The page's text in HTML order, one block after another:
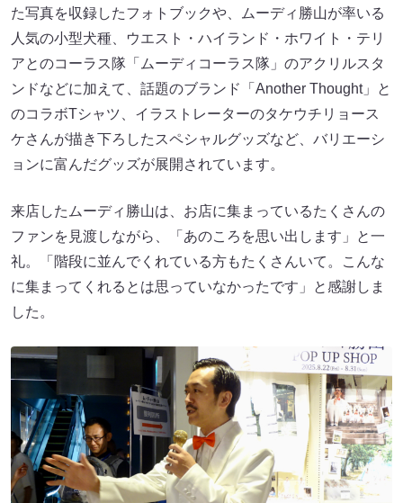
た写真を収録したフォトブックや、ムーディ勝山が率いる
人気の小型犬種、ウエスト・ハイランド・ホワイト・テリ
アとのコーラス隊「ムーディコーラス隊」のアクリルスタ
ンドなどに加えて、話題のブランド「Another Thought」と
のコラボTシャツ、イラストレーターのタケウチリョース
ケさんが描き下ろしたスペシャルグッズなど、バリエーシ
ョンに富んだグッズが展開されています。
来店したムーディ勝山は、お店に集まっているたくさんの
ファンを見渡しながら、「あのころを思い出します」と一
礼。「階段に並んでくれている方もたくさんいて。こんな
に集まってくれるとは思っていなかったです」と感謝しま
した。